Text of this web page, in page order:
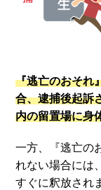
『逃亡のおそれ
合、逮捕後起訴
内の留置場に身
一方、『逃亡の
れない場合には
すぐに釈放され